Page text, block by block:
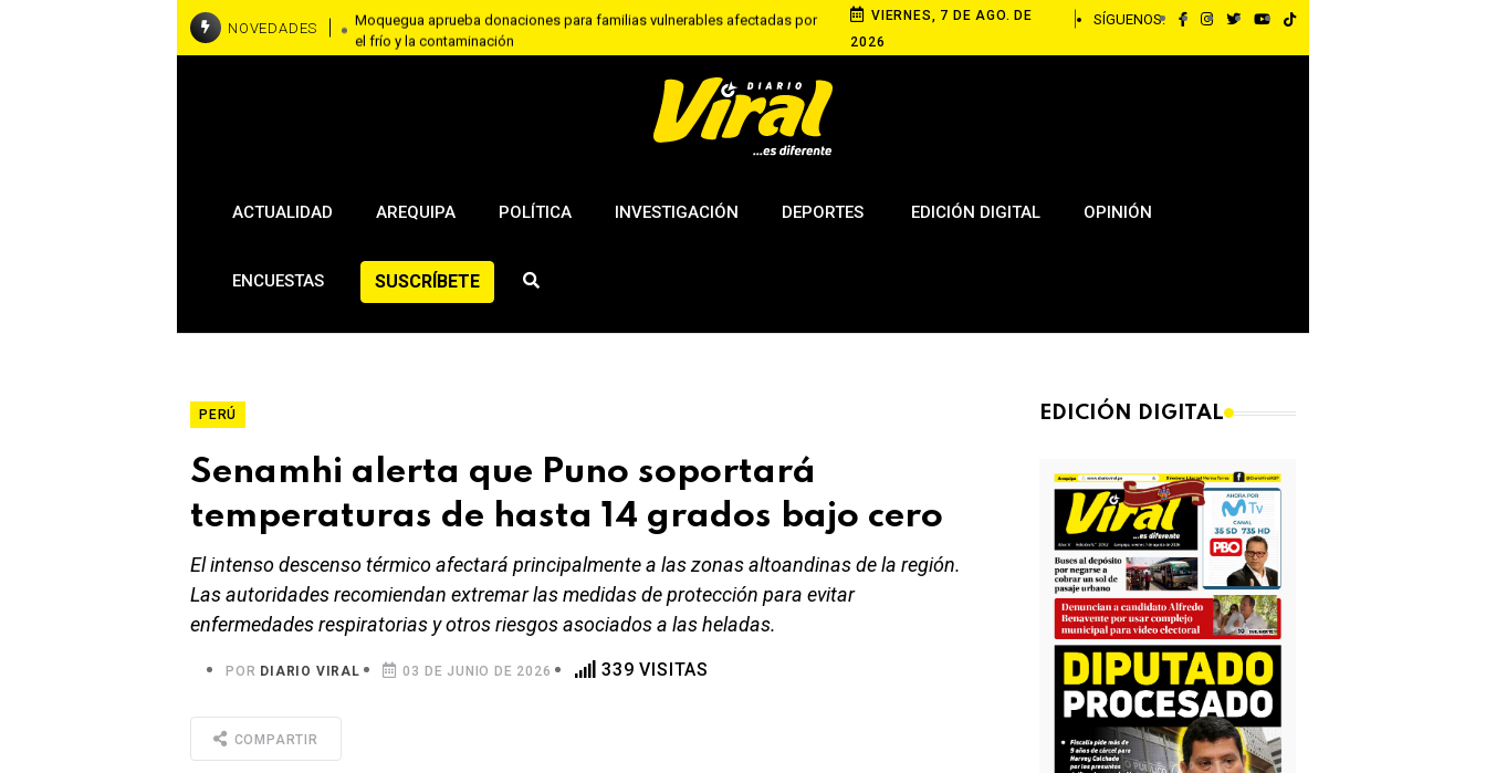
NOVEDADES
Moquegua aprueba donaciones para familias vulnerables afectadas por
el frío y la contaminación
Tacna: detienen a tres policías investigados por presunto cambio de
VIERNES, 7 DE AGO. DE
2026
SÍGUENOS:
ACTUALIDAD AREQUIPA POLÍTICA INVESTIGACIÓN DEPORTES EDICIÓN DIGITAL OPINIÓN
ENCUESTAS SUSCRÍBETE
PERÚ
Senamhi alerta que Puno soportará
temperaturas de hasta 14 grados bajo cero
El intenso descenso térmico afectará principalmente a las zonas altoandinas de la región.
Las autoridades recomiendan extremar las medidas de protección para evitar
enfermedades respiratorias y otros riesgos asociados a las heladas.
POR DIARIO VIRAL 03 DE JUNIO DE 2026 339 VISITAS
COMPARTIR
EDICIÓN DIGITAL